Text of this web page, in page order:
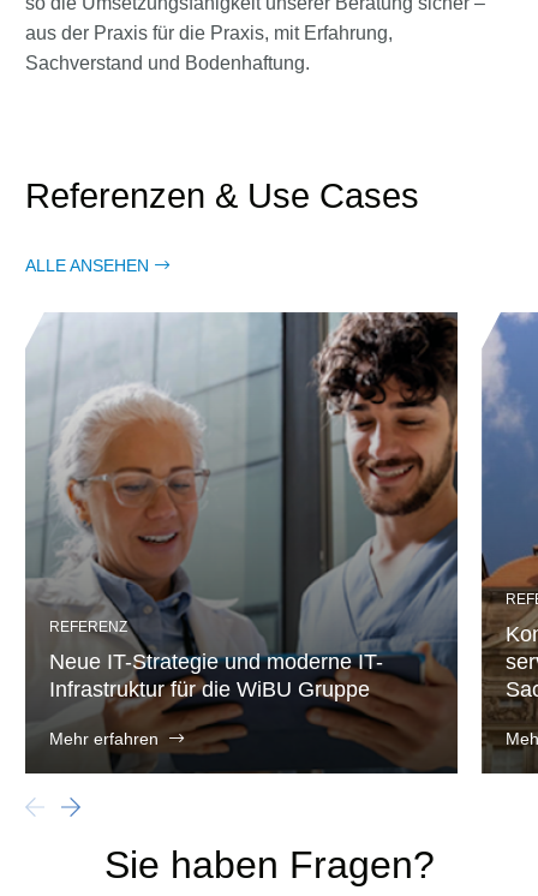
aus der Praxis für die Praxis, mit Erfahrung,
Sachverstand und Bodenhaftung.
Referenzen & Use Cases
ALLE ANSEHEN
REFERENZ
Neue IT-Strategie und moderne IT-
Infrastruktur für die WiBU Gruppe
Mehr erfahren
Sie haben Fragen?